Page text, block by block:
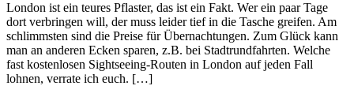
London ist ein teures Pflaster, das ist ein Fakt. Wer ein paar Tage
dort verbringen will, der muss leider tief in die Tasche greifen. Am
schlimmsten sind die Preise für Übernachtungen. Zum Glück kann
man an anderen Ecken sparen, z.B. bei Stadtrundfahrten. Welche
fast kostenlosen Sightseeing-Routen in London auf jeden Fall
lohnen, verrate ich euch. […]